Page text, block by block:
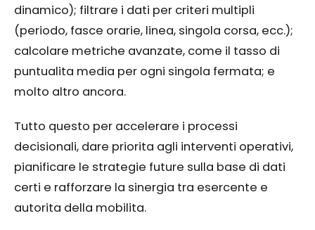
dinamico); filtrare i dati per criteri multipli
(periodo, fasce orarie, linea, singola corsa, ecc.);
calcolare metriche avanzate, come il tasso di
puntualita media per ogni singola fermata; e
molto altro ancora.
Tutto questo per accelerare i processi
decisionali, dare priorita agli interventi operativi,
pianificare le strategie future sulla base di dati
certi e rafforzare la sinergia tra esercente e
autorita della mobilita.